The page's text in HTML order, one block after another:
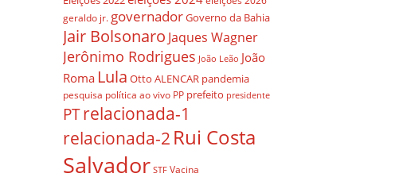
geraldo jr. governadorGoverno da Bahia
Jair Bolsonaro Jaques Wagner
Jerônimo Rodrigues João Leão João
Roma Lula Otto ALENCAR pandemia
pesquisa política ao vivo PP prefeito presidente
PTrelacionada-1
relacionada-2 Rui Costa
Salvador STF Vacina